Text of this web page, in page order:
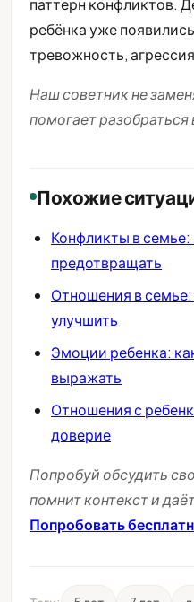
паттерн конфликтов.
ребёнка уже
тревожность,
Наш советник не
помогает
Похожие
Конфликты в семье:
предотвращать
Отношения в семье:
улучшить
Эмоции ребенка:
выражать
Отношения с
доверие
Попробуй обсудить
помнит контекст и
Попробовать